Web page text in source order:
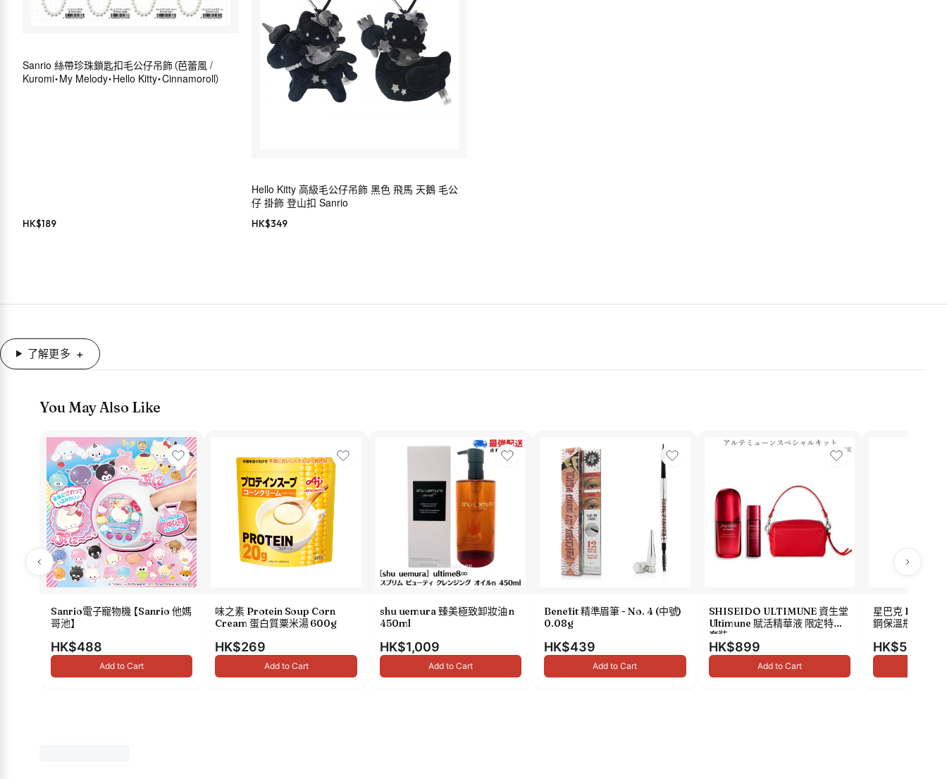
Sanrio 絲帶珍珠鎖匙扣毛公仔吊飾（芭蕾風 /
Kuromi・My Melody・Hello Kitty・Cinnamoroll）
HK$189
Hello Kitty 高級毛公仔吊飾 黑色 飛馬 天鵝 毛公
仔 掛飾 登山扣 Sanrio
HK$349
了解更多
You May Also Like
Sanrio電子寵物機 【Sanrio 他媽
哥池】
HK$488
Add to Cart
味之素 Protein Soup Corn
Cream 蛋白質粟米湯 600g
HK$269
Add to Cart
shu uemura 臻美極致卸妝油 n
450ml
HK$1,009
Add to Cart
Benefit 精準眉筆 - No. 4 (中號)
0.08g
HK$439
Add to Cart
SHISEIDO ULTIMUNE 資生堂
Ultimune 賦活精華液 限定特別
套裝
HK$899
Add to Cart
星巴克 Been
鋼保溫瓶 473ml
HK$549